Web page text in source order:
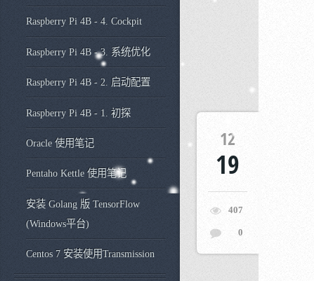
Raspberry Pi 4B - 4. Cockpit
Raspberry Pi 4B - 3. 系统优化
Raspberry Pi 4B - 2. 启动配置
Raspberry Pi 4B - 1. 初探
Oracle 使用笔记
Pentaho Kettle 使用笔记
安装 Golang 版 TensorFlow
(Windows平台)
Centos 7 安装使用Transmission
12
19
407
0